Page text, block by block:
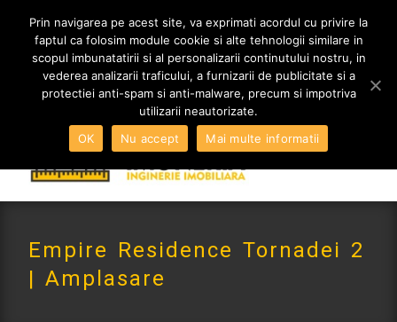
0765 522 734 | 0724 880 890
contact@imoneria.ro
Empire Residence Tornadei 2
| Amplasare
MENIU
Prin navigarea pe acest site, va exprimati acordul cu privire la
faptul ca folosim module cookie si alte tehnologii similare in
scopul imbunatatirii si al personalizarii continutului nostru, in
vederea analizarii traficului, a furnizarii de publicitate si a
protectiei anti-spam si anti-malware, precum si impotriva
utilizarii neautorizate.
OK
Nu accept Mai multe informatii